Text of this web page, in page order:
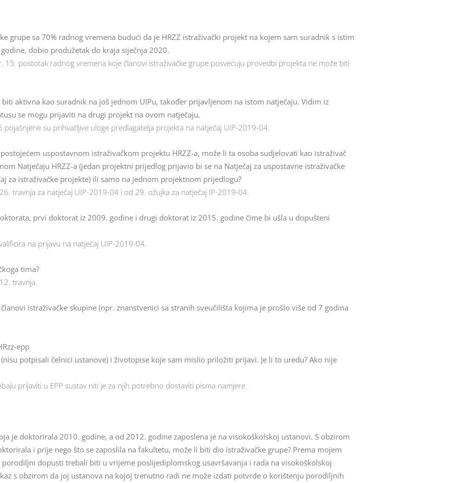
grupe sa 70% radnog vremena budući da je HRZZ istraživački projekt na kojem sam suradnik s istim
dobio produžetak do kraja siječnja 2020.
postotak radnog vremena koje članovi istraživačke grupe posvećuju provedbi projekta ne može biti
aktivna kao suradnik na još jednom UIPu, također prijavljenom na istom natječaju. Vidim iz
se mogu prijaviti na drugi projekt na ovom natječaju.
su prihvatljive uloge predlagatelja projekta na natječaj UIP-2019-04.
uspostavnom istraživačkom projektu HRZZ-a, može li ta osoba sudjelovati kao istraživač
Natječaju HRZZ-a (jedan projektni prijedlog prijavio bi se na Natječaj za uspostavne istraživačke
za istraživačke projekte) ili samo na jednom projektnom prijedlogu?
travnja za natječaj UIP-2019-04 i od 29. ožujka za natječaj IP-2019-04.
prvi doktorat iz 2009. godine i drugi doktorat iz 2015. godine čime bi ušla u dopušteni
na prijavu na natječaj UIP-2019-04.
tima?
travnja.
istraživačke skupine (npr. znanstvenici sa stranih sveučilišta kojima je prošlo više od 7 godina
epp
potpisali čelnici ustanove) i životopise koje sam mislio priložiti prijavi. Je li to uredu? Ako nije
prijaviti u EPP sustav niti je za njih potrebno dostaviti pisma namjere.
je doktorirala 2010. godine, a od 2012. godine zaposlena je na visokoškolskoj ustanovi. S obzirom
i prije nego što se zaposlila na fakultetu, može li biti dio istraživačke grupe? Prema mojem
dopusti trebali biti u vrijeme poslijediplomskog usavršavanja i rada na visokoškolskoj
s obzirom da joj ustanova na kojoj trenutno radi ne može izdati potvrde o korištenju porodiljnih